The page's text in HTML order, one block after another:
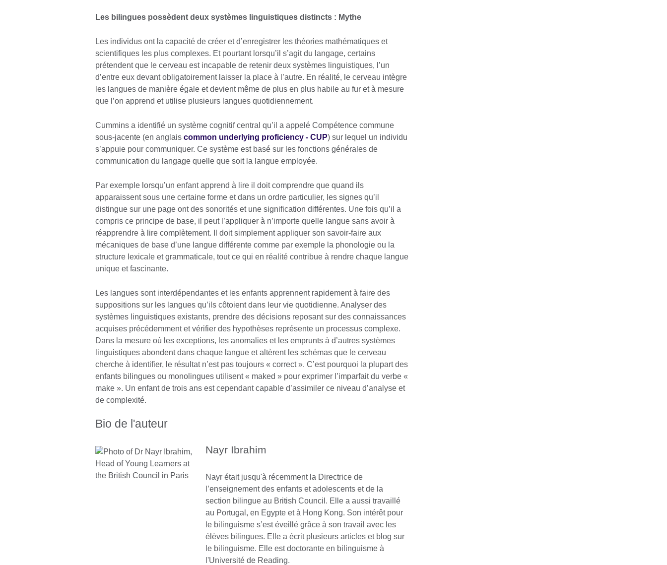
Les bilingues possèdent deux systèmes linguistiques distincts : Mythe
Les individus ont la capacité de créer et d’enregistrer les théories mathématiques et
scientifiques les plus complexes. Et pourtant lorsqu’il s’agit du langage, certains
prétendent que le cerveau est incapable de retenir deux systèmes linguistiques, l’un
d’entre eux devant obligatoirement laisser la place à l’autre. En réalité, le cerveau intègre
les langues de manière égale et devient même de plus en plus habile au fur et à mesure
que l’on apprend et utilise plusieurs langues quotidiennement.
Cummins a identifié un système cognitif central qu’il a appelé Compétence commune
sous-jacente (en anglais common underlying proficiency - CUP) sur lequel un individu
s’appuie pour communiquer. Ce système est basé sur les fonctions générales de
communication du langage quelle que soit la langue employée.
Par exemple lorsqu’un enfant apprend à lire il doit comprendre que quand ils
apparaissent sous une certaine forme et dans un ordre particulier, les signes qu’il
distingue sur une page ont des sonorités et une signification différentes. Une fois qu’il a
compris ce principe de base, il peut l’appliquer à n’importe quelle langue sans avoir à
réapprendre à lire complètement. Il doit simplement appliquer son savoir-faire aux
mécaniques de base d’une langue différente comme par exemple la phonologie ou la
structure lexicale et grammaticale, tout ce qui en réalité contribue à rendre chaque langue
unique et fascinante.
Les langues sont interdépendantes et les enfants apprennent rapidement à faire des
suppositions sur les langues qu’ils côtoient dans leur vie quotidienne. Analyser des
systèmes linguistiques existants, prendre des décisions reposant sur des connaissances
acquises précédemment et vérifier des hypothèses représente un processus complexe.
Dans la mesure où les exceptions, les anomalies et les emprunts à d’autres systèmes
linguistiques abondent dans chaque langue et altèrent les schémas que le cerveau
cherche à identifier, le résultat n’est pas toujours « correct ». C’est pourquoi la plupart des
enfants bilingues ou monolingues utilisent « maked » pour exprimer l’imparfait du verbe «
make ». Un enfant de trois ans est cependant capable d’assimiler ce niveau d’analyse et
de complexité.
Bio de l'auteur
Nayr Ibrahim
Nayr était jusqu'à récemment la Directrice de
l’enseignement des enfants et adolescents et de la
section bilingue au British Council. Elle a aussi travaillé
au Portugal, en Egypte et à Hong Kong. Son intérêt pour
le bilinguisme s’est éveillé grâce à son travail avec les
élèves bilingues. Elle a écrit plusieurs articles et blog sur
le bilinguisme. Elle est doctorante en bilinguisme à
l'Université de Reading.